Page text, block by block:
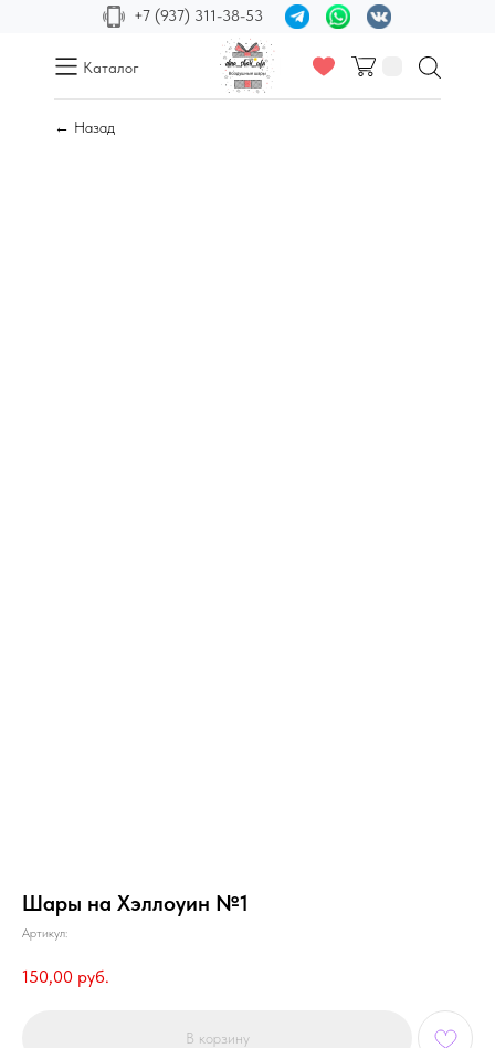
+7 (937) 311-38-53
Каталог
← Назад
Шары на Хэллоуин №1
Артикул:
150,00 руб.
В корзину